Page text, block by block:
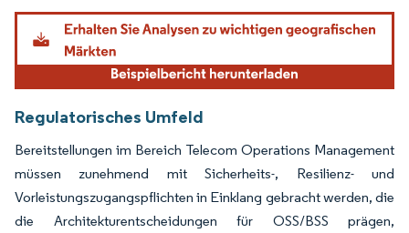
Bild © Mordor Intelligence. Wiederverwendung erfordert Namensnennung gemäß
Regulatorisches Umfeld
Bereitstellungen im Bereich Telecom Operations Management
müssen zunehmend mit Sicherheits-, Resilienz- und
Vorleistungszugangspflichten in Einklang gebracht werden, die
die Architekturentscheidungen für OSS/BSS prägen,